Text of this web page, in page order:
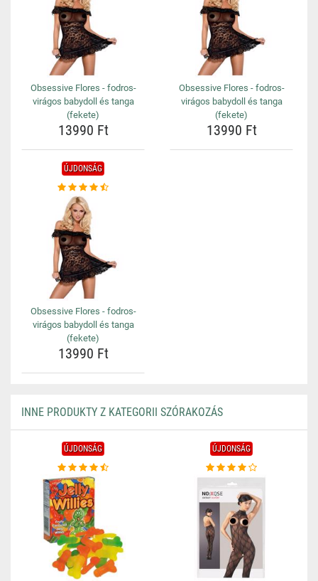
Obsessive Flores - fodros-
virágos babydoll és tanga
(fekete)
13990 Ft
Obsessive Flores - fodros-
virágos babydoll és tanga
(fekete)
13990 Ft
ÚJDONSÁG
Obsessive Flores - fodros-
virágos babydoll és tanga
(fekete)
13990 Ft
INNE PRODUKTY Z KATEGORII SZÓRAKOZÁS
ÚJDONSÁG ÚJDONSÁG